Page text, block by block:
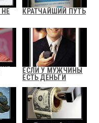
НЕ
КРАТЧАЙШИЙ ПУТЬ
ЕСЛИ У МУЖЧИНЫ
ЕСТЬ ДЕНЬГИ